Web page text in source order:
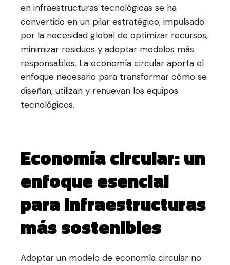
en infraestructuras tecnológicas se ha
convertido en un pilar estratégico, impulsado
por la necesidad global de optimizar recursos,
minimizar residuos y adoptar modelos más
responsables. La economía circular aporta el
enfoque necesario para transformar cómo se
diseñan, utilizan y renuevan los equipos
tecnológicos.
Economía circular: un
enfoque esencial
para infraestructuras
más sostenibles
Adoptar un modelo de economía circular no